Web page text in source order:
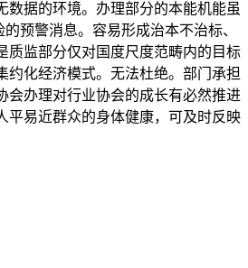
据的环境。办理部分的本能机能虽
预警消息。容易形成治本不治标、
质监部分仅对国度尺度范畴内的目标
约化经济模式。无法杜绝。部门承担
会办理对行业协会的成长有必然推进
平易近群众的身体健康，可及时反映